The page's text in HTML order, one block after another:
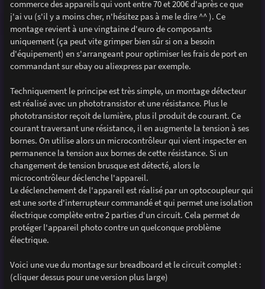
commerce des appareils qui vont entre 70 et 200€ d'après ce que
j'ai vu (s'il y a moins cher, n'hésitez pas à me le dire ^^ ). Ce
montage revient à une vingtaine d'euro de composants
uniquement (ça peut vite grimper bien sûr si on a besoin
d'équipement) en s'arrangeant pour optimiser les frais de port en
commandant sur ebay ou aliexpress par exemple.
Techniquement le principe est très simple, un montage détecteur
est réalisé avec un phototransistor et une résistance. Plus le
phototransistor reçoit de lumière, plus il produit de courant. Ce
courant traversant une résistance, il en augmente la tension à ses
bornes. On utilise alors un microcontrôleur qui vient inspecter en
permanence la tension aux bornes de cette résistance. Si un
changement de tension brusque est détecté, alors le
microcontrôleur déclenche l'appareil.
Le déclenchement de l'appareil est réalisé par un optocoupleur qui
est une sorte d'interrupteur commandé et qui permet une isolation
électrique complète entre 2 parties d'un circuit. Cela permet de
protéger l'appareil photo contre un quelconque problème
électrique.
Voici une vue du montage sur breadboard et le circuit complet :
(cliquer dessus pour une version plus large)